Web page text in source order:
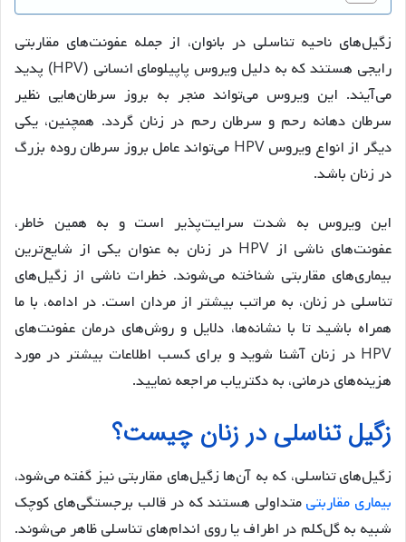
زگیل‌های ناحیه تناسلی در بانوان، از جمله عفونت‌های مقاربتی
رایجی هستند که به دلیل ویروس پاپیلومای انسانی (HPV) پدید
می‌آیند. این ویروس می‌تواند منجر به بروز سرطان‌هایی نظیر
سرطان دهانه رحم و سرطان رحم در زنان گردد. همچنین، یکی
دیگر از انواع ویروس HPV می‌تواند عامل بروز سرطان روده بزرگ
در زنان باشد.
این ویروس به شدت سرایت‌پذیر است و به همین خاطر،
عفونت‌های ناشی از HPV در زنان به عنوان یکی از شایع‌ترین
بیماری‌های مقاربتی شناخته می‌شوند. خطرات ناشی از زگیل‌های
تناسلی در زنان، به مراتب بیشتر از مردان است. در ادامه، با ما
همراه باشید تا با نشانه‌ها، دلایل و روش‌های درمان عفونت‌های
HPV در زنان آشنا شوید و برای کسب اطلاعات بیشتر در مورد
هزینه‌های درمانی، به دکتریاب مراجعه نمایید.
زگیل تناسلی در زنان چیست؟
زگیل‌های تناسلی، که به آن‌ها زگیل‌های مقاربتی نیز گفته می‌شود،
بیماری مقاربتیمتداولی هستند که در قالب برجستگی‌های کوچک
شبیه به گل‌کلم در اطراف یا روی اندام‌های تناسلی ظاهر می‌شوند.